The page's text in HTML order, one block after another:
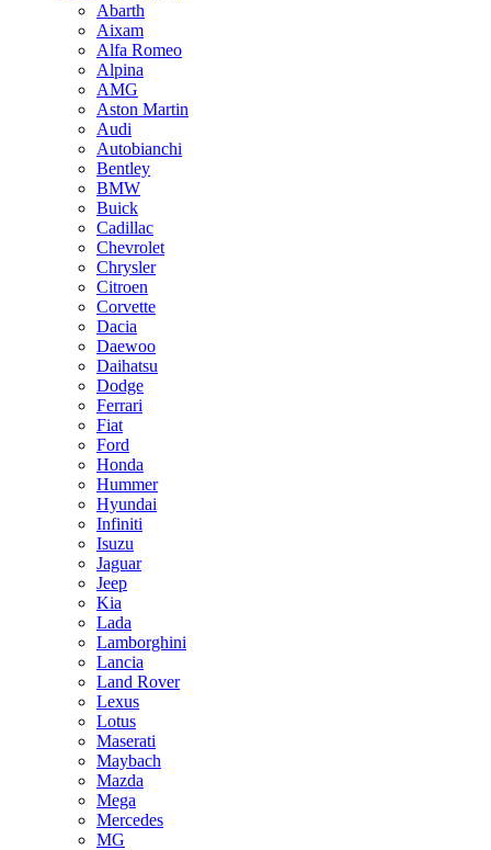
Abarth
Aixam
Alfa Romeo
Alpina
AMG
Aston Martin
Audi
Autobianchi
Bentley
BMW
Buick
Cadillac
Chevrolet
Chrysler
Citroen
Corvette
Dacia
Daewoo
Daihatsu
Dodge
Ferrari
Fiat
Ford
Honda
Hummer
Hyundai
Infiniti
Isuzu
Jaguar
Jeep
Kia
Lada
Lamborghini
Lancia
Land Rover
Lexus
Lotus
Maserati
Maybach
Mazda
Mega
Mercedes
MG